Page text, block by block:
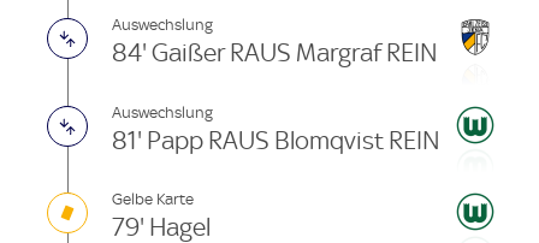
Auswechslung
84' Gaißer RAUS Margraf REIN
Auswechslung
81' Papp RAUS Blomqvist REIN
Gelbe Karte
79' Hagel